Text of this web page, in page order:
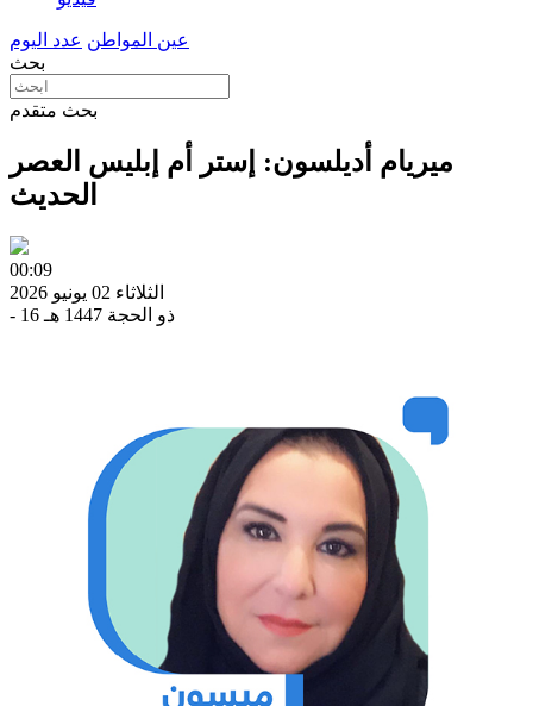
عين المواطن عدد اليوم
بحث
بحث متقدم
ميريام أديلسون: إستر أم إبليس العصر
الحديث
00:09
الثلاثاء 02 يونيو 2026
- 16 ذو الحجة 1447 هـ